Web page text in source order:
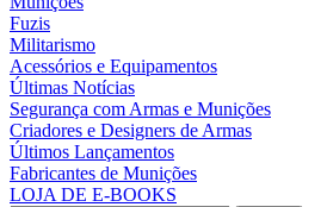
Fuzis
Militarismo
Acessórios e Equipamentos
Últimas Notícias
Segurança com Armas e Munições
Criadores e Designers de Armas
Últimos Lançamentos
Fabricantes de Munições
LOJA DE E-BOOKS